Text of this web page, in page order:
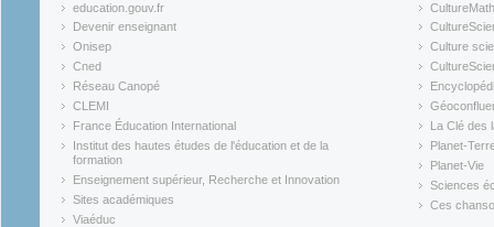
education.gouv.fr
(link is external)
Devenir enseignant
(link is external)
Onisep
(link is external)
Cned
(link is external)
Réseau Canopé
(link is external)
CLEMI
(link is external)
France Éducation International
(link is external)
Institut des hautes études de l'éducation et de la
formation
(link is external)
Enseignement supérieur, Recherche et Innovation
(link is external)
Sites académiques
(link is external)
Viaéduc
CultureMath
(link is
(link is
Culture
(link is
(link is
(link is
La Clé des
(link is
Planet-
(link is
Planet-Vie
(link is
Sciences
(link is
Ces